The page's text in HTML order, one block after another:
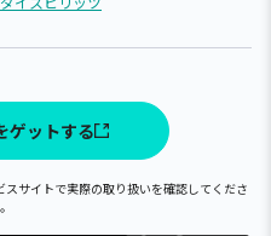
ゲットする
サイトで実際の取り扱いを確認してくださ